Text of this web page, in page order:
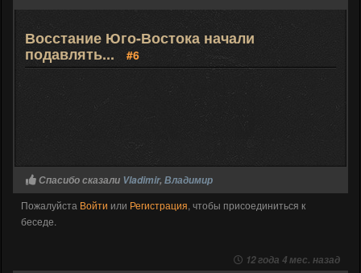
Восстание Юго-Востока начали
подавлять... #6
Спасибо сказали Vladimir, Владимир
Пожалуйста Войти или Регистрация, чтобы присоединиться к
беседе.
12 года 4 мес. назад